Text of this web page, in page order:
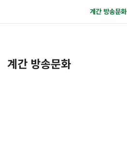
계간 방송문화
계간 방송문화